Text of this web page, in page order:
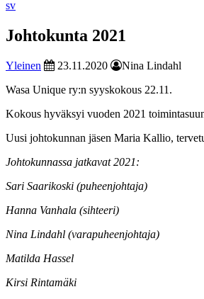
site
svSvenska
Johtokunta 2021
Yleinen 23.11.2020
Nina Lindahl
Wasa Unique ry:n syyskokous 22.11.
Kokous hyväksyi vuoden 2021
Uusi johtokunnan jäsen Maria Kallio,
Johtokunnassa jatkavat 2021:
Sari Saarikoski (puheenjohtaja)
Hanna Vanhala (sihteeri)
Nina Lindahl (varapuheenjohtaja)
Matilda Hassel
Kirsi Rintamäki